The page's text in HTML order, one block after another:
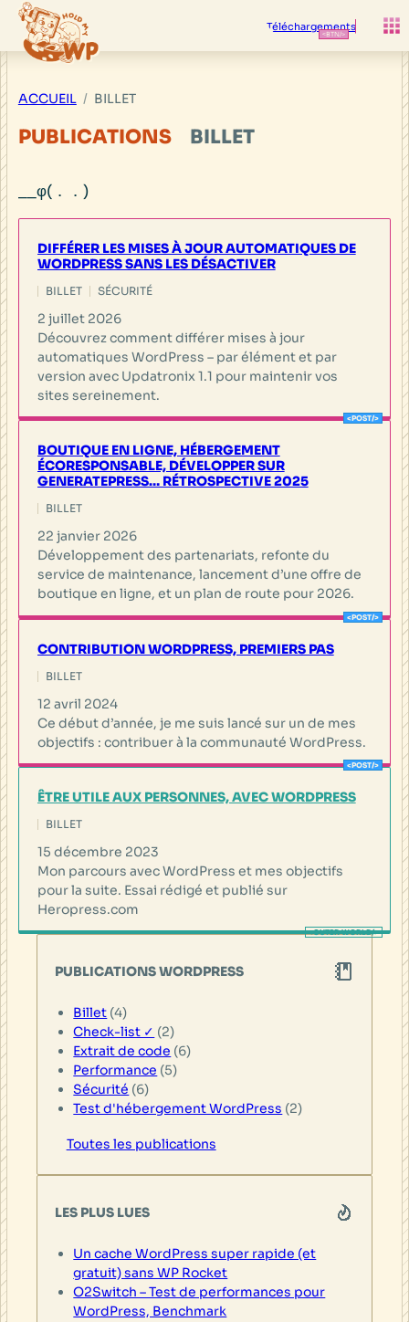
Aller
contenu
Téléchargements
ACCUEIL BILLET
PUBLICATIONS BILLET
DIFFÉRER LES MISES À JOUR AUTOMATIQUES DE
WORDPRESS SANS LES DÉSACTIVER
BILLET SÉCURITÉ
2 juillet 2026
Découvrez comment différer mises à jour
automatiques WordPress – par élément et par
version avec Updatronix 1.1 pour maintenir vos
sites sereinement.
BOUTIQUE EN LIGNE, HÉBERGEMENT
ÉCORESPONSABLE, DÉVELOPPER SUR
GENERATEPRESS… RÉTROSPECTIVE 2025
BILLET
22 janvier 2026
Développement des partenariats, refonte du
service de maintenance, lancement d’une offre de
boutique en ligne, et un plan de route pour 2026.
CONTRIBUTION WORDPRESS, PREMIERS PAS
BILLET
12 avril 2024
Ce début d’année, je me suis lancé sur un de mes
objectifs : contribuer à la communauté WordPress.
ÊTRE UTILE AUX PERSONNES, AVEC WORDPRESS
BILLET
15 décembre 2023
Mon parcours avec WordPress et mes objectifs
pour la suite. Essai rédigé et publié sur
Heropress.com
PUBLICATIONS WORDPRESS
Billet (4)
Check-list ✓ (2)
Extrait de code (6)
Performance (5)
Sécurité (6)
Test d'hébergement WordPress (2)
Toutes les publications
LES PLUS LUES
Un cache WordPress super rapide (et
gratuit) sans WP Rocket
O2Switch – Test de performances pour
WordPress, Benchmark